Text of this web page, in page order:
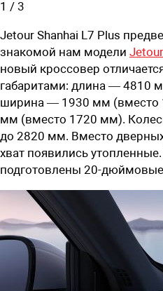
1 / 3
Jetour Shanhai L7 Plus
знакомой нам модели
новый кроссовер
габаритами: длина — 4810
ширина — 1930 мм (вместо
мм (вместо 1720 мм).
до 2820 мм. Вместо
хват появились
подготовлены 20-дюймовые